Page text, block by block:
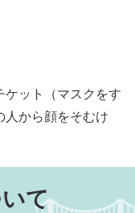
ット（マスクをす
人から顔をそむけ
て